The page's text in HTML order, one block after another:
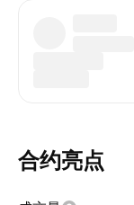
合约亮点